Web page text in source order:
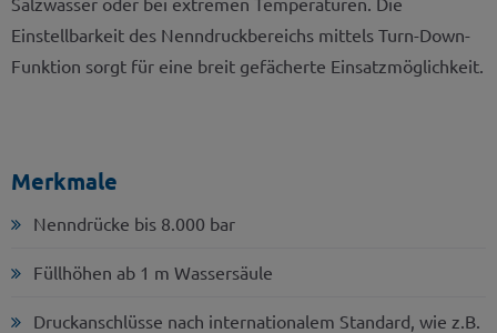
Einstellbarkeit des Nenndruckbereichs mittels Turn-Down-
Funktion sorgt für eine breit gefächerte Einsatzmöglichkeit.
Merkmale
Nenndrücke bis 8.000 bar
Füllhöhen ab 1 m Wassersäule
Druckanschlüsse nach internationalem Standard, wie z.B.